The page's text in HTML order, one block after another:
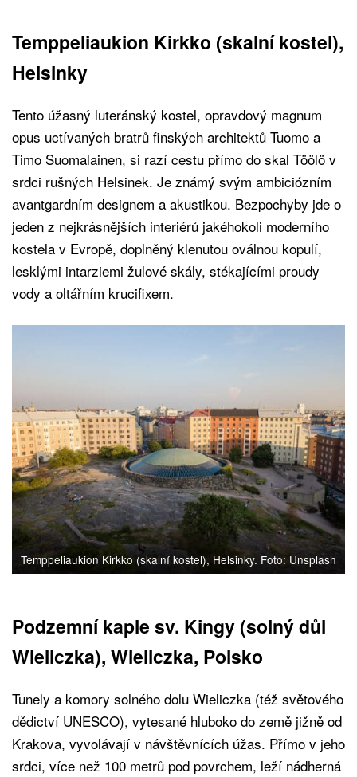
Temppeliaukion Kirkko (skalní kostel),
Helsinky
Tento úžasný luteránský kostel, opravdový magnum
opus uctívaných bratrů finských architektů Tuomo a
Timo Suomalainen, si razí cestu přímo do skal Töölö v
srdci rušných Helsinek. Je známý svým ambiciózním
avantgardním designem a akustikou. Bezpochyby jde o
jeden z nejkrásnějších interiérů jakéhokoli moderního
kostela v Evropě, doplněný klenutou oválnou kopulí,
lesklými intarziemi žulové skály, stékajícími proudy
vody a oltářním krucifixem.
Temppeliaukion Kirkko (skalní kostel), Helsinky. Foto: Unsplash
Podzemní kaple sv. Kingy (solný důl
Wieliczka), Wieliczka, Polsko
Tunely a komory solného dolu Wieliczka (též světového
dědictví UNESCO), vytesané hluboko do země jižně od
Krakova, vyvolávají v návštěvnících úžas. Přímo v jeho
srdci, více než 100 metrů pod povrchem, leží nádherná